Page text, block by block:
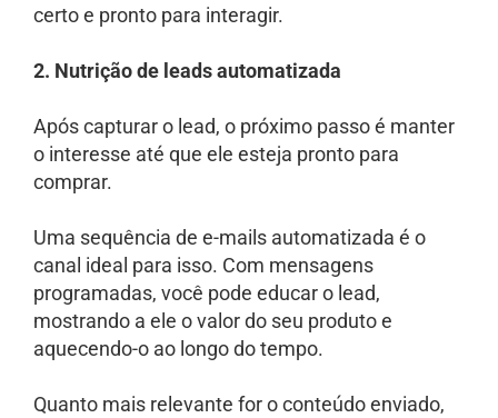
certo e pronto para interagir.
2. Nutrição de leads automatizada
Após capturar o lead, o próximo passo é manter
o interesse até que ele esteja pronto para
comprar.
Uma sequência de e-mails automatizada é o
canal ideal para isso. Com mensagens
programadas, você pode educar o lead,
mostrando a ele o valor do seu produto e
aquecendo-o ao longo do tempo.
Quanto mais relevante for o conteúdo enviado,